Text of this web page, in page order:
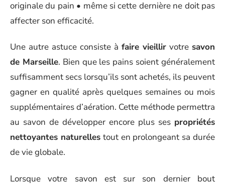
originale du pain • même si cette dernière ne doit pas
affecter son efficacité.
Une autre astuce consiste à faire vieillir votre savon
de Marseille. Bien que les pains soient généralement
suffisamment secs lorsqu’ils sont achetés, ils peuvent
gagner en qualité après quelques semaines ou mois
supplémentaires d’aération. Cette méthode permettra
au savon de développer encore plus ses propriétés
nettoyantes naturellestout en prolongeant sa durée
de vie globale.
Lorsque votre savon est sur son dernier bout